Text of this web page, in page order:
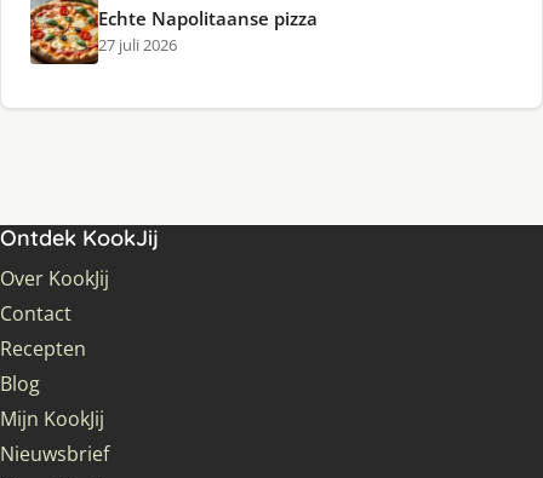
Echte Napolitaanse pizza
27 juli 2026
Ontdek KookJij
Over KookJij
Contact
Recepten
Blog
Mijn KookJij
Nieuwsbrief